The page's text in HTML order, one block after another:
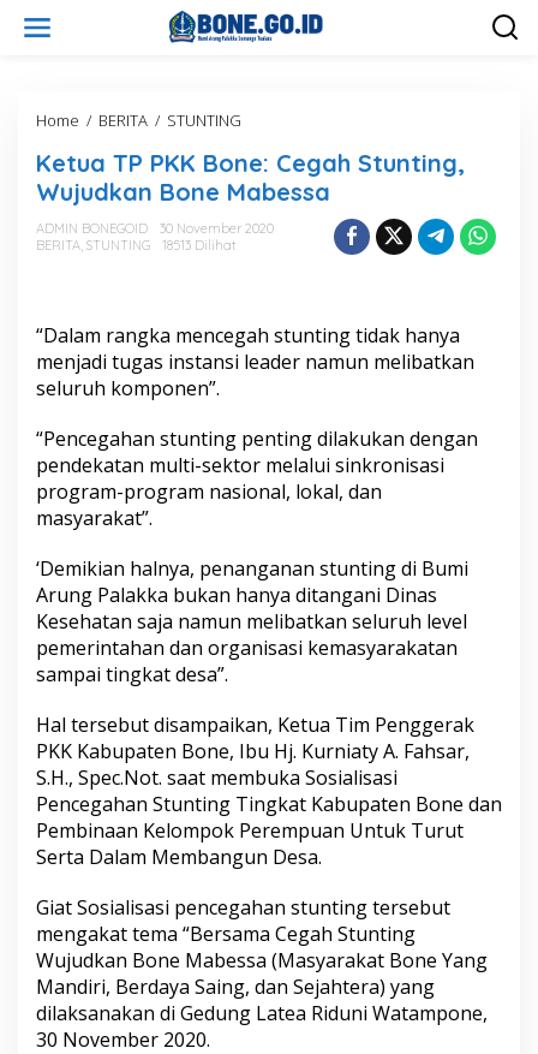
Home / BERITA / STUNTING
t
u
a
T
B
o
C
e
g
t
u
n
t
i
,
W
u
u
d
k
n
B
o
n
e
M
a
Ketua TP PKK Bone: Cegah Stunting,
Wujudkan Bone Mabessa
ADMIN BONEGOID
30 November 2020
BERITA, STUNTING 18513 Dilihat
“Dalam rangka mencegah stunting tidak hanya
menjadi tugas instansi leader namun melibatkan
seluruh komponen”.
“Pencegahan stunting penting dilakukan dengan
pendekatan multi-sektor melalui sinkronisasi
program-program nasional, lokal, dan
masyarakat”.
‘Demikian halnya, penanganan stunting di Bumi
Arung Palakka bukan hanya ditangani Dinas
Kesehatan saja namun melibatkan seluruh level
pemerintahan dan organisasi kemasyarakatan
sampai tingkat desa”.
Hal tersebut disampaikan, Ketua Tim Penggerak
PKK Kabupaten Bone, Ibu Hj. Kurniaty A. Fahsar,
S.H., Spec.Not. saat membuka Sosialisasi
Pencegahan Stunting Tingkat Kabupaten Bone dan
Pembinaan Kelompok Perempuan Untuk Turut
Serta Dalam Membangun Desa.
Giat Sosialisasi pencegahan stunting tersebut
mengakat tema “Bersama Cegah Stunting
Wujudkan Bone Mabessa (Masyarakat Bone Yang
Mandiri, Berdaya Saing, dan Sejahtera) yang
dilaksanakan di Gedung Latea Riduni Watampone,
30 November 2020.